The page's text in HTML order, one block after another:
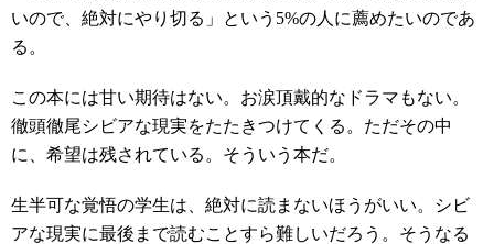
いので、絶対にやり切る」という5%の人に薦めたいのであ
る。
この本には甘い期待はない。お涙頂戴的なドラマもない。
徹頭徹尾シビアな現実をたたきつけてくる。ただその中
に、希望は残されている。そういう本だ。
生半可な覚悟の学生は、絶対に読まないほうがいい。シビ
アな現実に最後まで読むことすら難しいだろう。そうなる